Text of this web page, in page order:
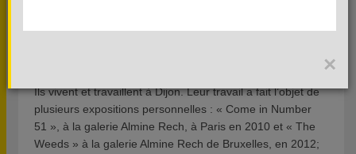
Ils vivent et travaillent à Dijon. Leur travail a fait l’objet de
plusieurs expositions personnelles : « Come in Number
51 », à la galerie Almine Rech, à Paris en 2010 et « The
Weeds » à la galerie Almine Rech de Bruxelles, en 2012;
×